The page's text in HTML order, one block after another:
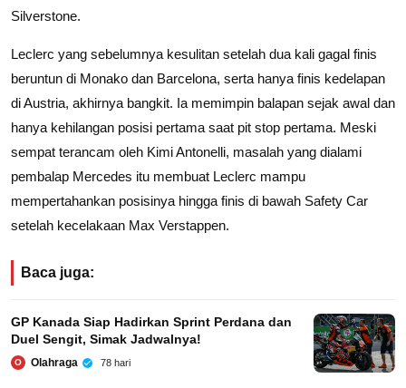
Silverstone.
Leclerc yang sebelumnya kesulitan setelah dua kali gagal finis
beruntun di Monako dan Barcelona, serta hanya finis kedelapan
di Austria, akhirnya bangkit. Ia memimpin balapan sejak awal dan
hanya kehilangan posisi pertama saat pit stop pertama. Meski
sempat terancam oleh Kimi Antonelli, masalah yang dialami
pembalap Mercedes itu membuat Leclerc mampu
mempertahankan posisinya hingga finis di bawah Safety Car
setelah kecelakaan Max Verstappen.
Baca juga:
GP Kanada Siap Hadirkan Sprint Perdana dan
Duel Sengit, Simak Jadwalnya!
O Olahraga 78 hari